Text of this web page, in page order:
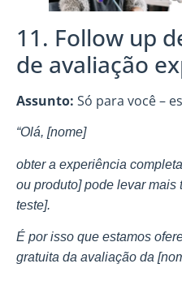
11. Follow up
de avaliação
Assunto: Só para você –
“Olá, [nome]
obter a experiência
ou produto] pode levar mais
teste].
É por isso que estamos
gratuita da avaliação da